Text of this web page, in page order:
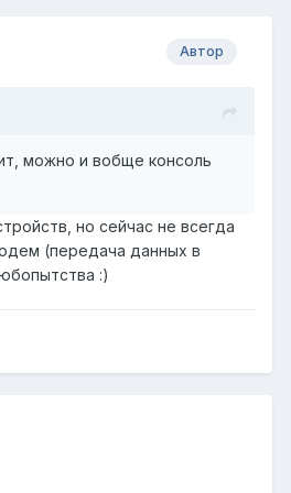
Автор
можно и вобще консоль
но сейчас не всегда
(передача данных в
:)